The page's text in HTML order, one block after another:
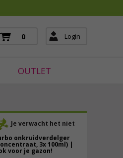
0 Login
OUTLET
Je verwacht het niet
onkruidverdelger
3x 100ml) |
voor je gazon!